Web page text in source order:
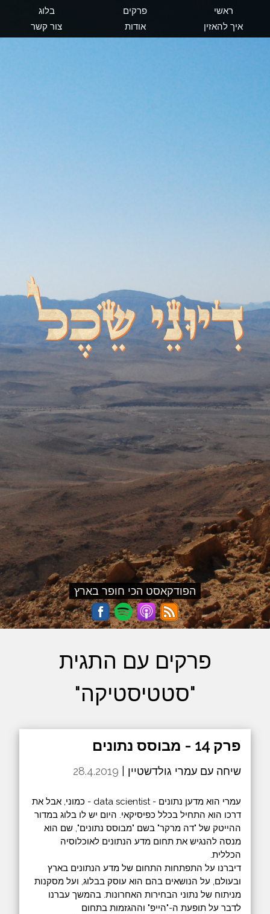
ראשי פרקים
בלוג
איך להאזין
אודות צור קשר
דיוני שכל
הפודקאסט הכי חופר בארץ
פרקים עם התגית
"סטטיסטיקה"
פרק 14 - מבוסס נתונים
שיחה עם עמרי גולדשטיין | 28.4.2019
עמרי הוא מדען נתונים - data scientist - כמוני, אבל את
דרכו הוא התחיל בכלל כפיסיקאי. היום יש לו בלוג במדור
ההייטק של "דה מרקר" בשם "מבוסס נתונים", שם הוא
מנסה להנגיש את תחום מדע הנתונים לאוכלוסיה
הכללית.
דיברנו על התפתחות התחום של מדע הנתונים בארץ
ובעולם, על הנושאים בהם הוא עוסק בבלוג, ועל מסקנות
מניתוח של נתוני הבחירות האחרונות. בהמשך עברנו
לדבר על תופעת ה-"הייפ" וההגזמות בתחום